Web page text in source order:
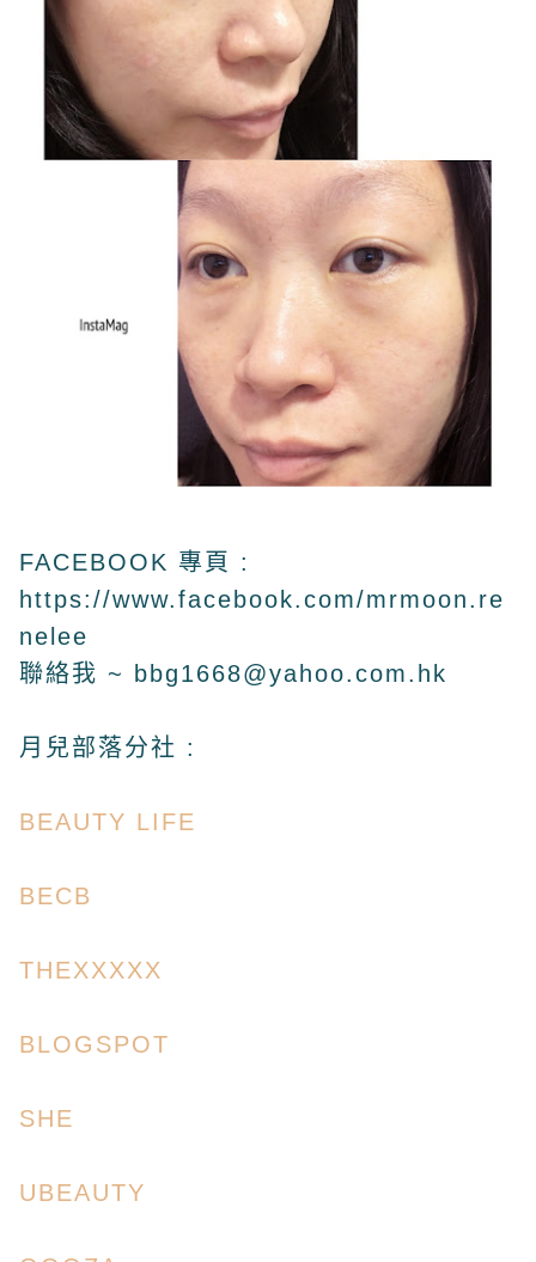
FACEBOOK 專頁 :
https://www.facebook.com/mrmoon.re
nelee
聯絡我 ~ bbg1668@yahoo.com.hk
月兒部落分社 :
BEAUTY LIFE
BECB
THEXXXXX
BLOGSPOT
SHE
UBEAUTY